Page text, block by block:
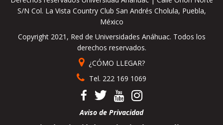
S/N Col. La Vista Country Club San Andrés Cholula, Puebla,
México
Copyright 2021, Red de Universidades Anáhuac. Todos los
derechos reservados.
¿CÓMO LLEGAR?
Tel. 222 169 1069
Aviso de Privacidad